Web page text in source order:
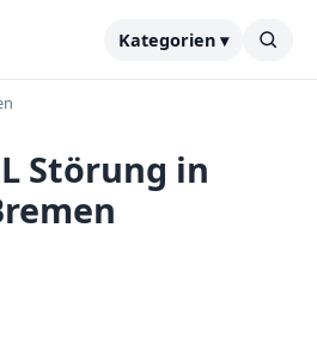
Kategorien ▾
Störung in